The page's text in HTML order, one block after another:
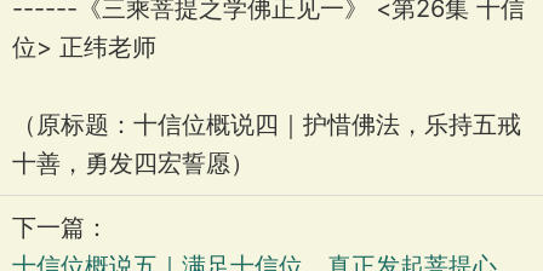
------《三乘菩提之学佛正见一》 <第26集 十信
位> 正纬老师
（原标题：十信位概说四｜护惜佛法，乐持五戒
十善，勇发四宏誓愿）
下一篇：